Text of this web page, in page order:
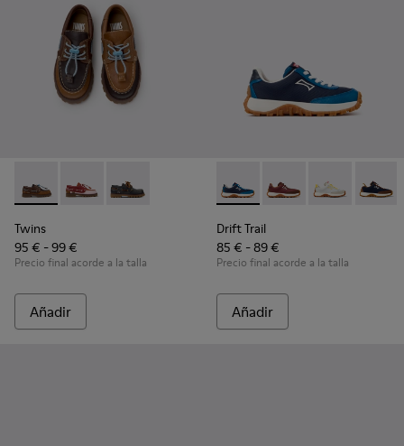
Twins - K800416-007 - Náuticos de piel marrón para niños.
Twins - K800416-008 - Zapatos náuticos de piel
Twins - K800416-001 - Zapatos náuticos de
Twins
95 € - 99 €
Precio final acorde a la talla
Añadir
Drift Trail - K800548-032 -
Drift Trail -Drift Trail -
Drift
Drift Trail
85 € - 89 €
Precio final acorde a la talla
Añadir